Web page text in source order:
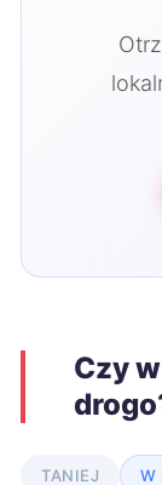
Czy
TANIEJ W